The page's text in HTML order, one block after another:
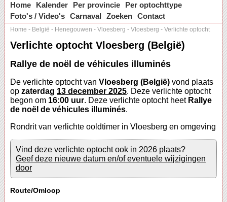
Home
Kalender Per provincie
Per optochttype
Foto's / Video's Carnaval Zoeken Contact
Home - België - Henegouwen - Vloesberg - Vloesberg - Verlichte optocht
Verlichte optocht Vloesberg (België)
Rallye de noël de véhicules illuminés
De verlichte optocht van Vloesberg (België) vond plaats
op zaterdag 13 december 2025. Deze verlichte optocht
begon om 16:00 uur. Deze verlichte optocht heet Rallye
de noël de véhicules illuminés.
Rondrit van verlichte ooldtimer in Vloesberg en omgeving
Vind deze verlichte optocht ook in 2026 plaats?
Geef deze nieuwe datum en/of eventuele wijzigingen
door
Route/Omloop